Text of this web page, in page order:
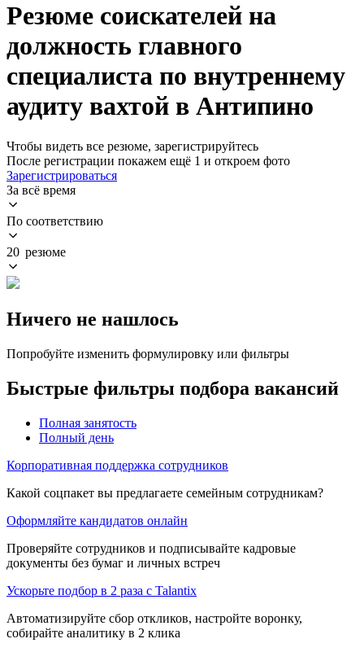
Резюме соискателей на
должность главного
специалиста по внутреннему
аудиту вахтой в Антипино
Чтобы видеть все резюме, зарегистрируйтесь
После регистрации покажем ещё 1 и откроем фото
Зарегистрироваться
За всё время
По соответствию
20 резюме
Ничего не нашлось
Попробуйте изменить формулировку или фильтры
Быстрые фильтры подбора вакансий
Полная занятость
Полный день
Корпоративная поддержка сотрудников
Какой соцпакет вы предлагаете семейным сотрудникам?
Оформляйте кандидатов онлайн
Проверяйте сотрудников и подписывайте кадровые
документы без бумаг и личных встреч
Ускорьте подбор в 2 раза с Talantix
Автоматизируйте сбор откликов, настройте воронку,
собирайте аналитику в 2 клика